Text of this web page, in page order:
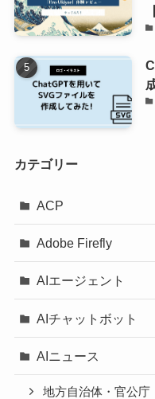
カテゴリー
ACP
Adobe Firefly
AIエージェント
AIチャットボット
AIニュース
地方自治体・官公庁